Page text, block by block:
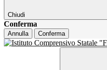
Chiudi
Conferma
Annulla Conferma